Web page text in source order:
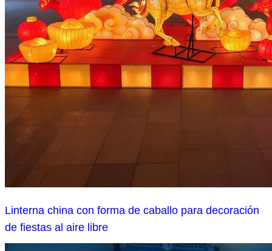
Linterna china con forma de caballo para decoración
de fiestas al aire libre